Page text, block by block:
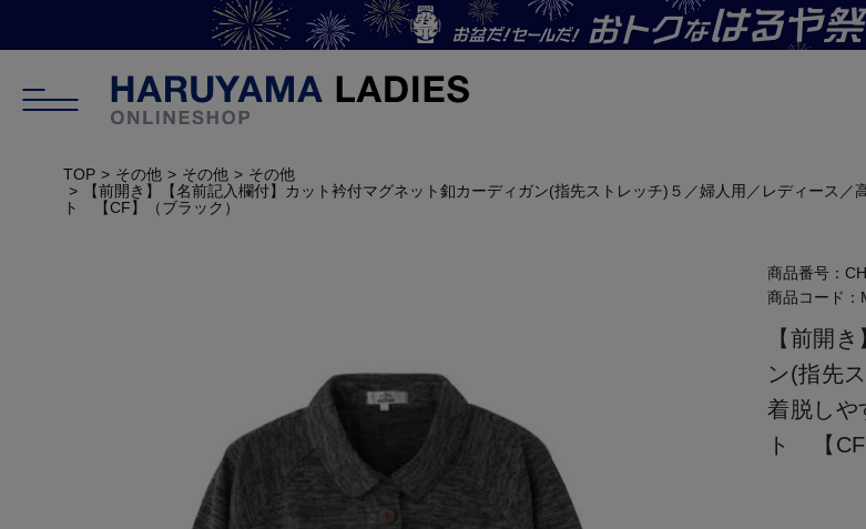
TOP その他 その他
その他
【前開き】【名前記入欄付】カット衿付マグネット釦カーディガン(指先ストレッチ)５／婦人用／レディース
ト 【CF】（ブラック）
商品番号：
商品コード：
【前開
ン(指先
着脱しや
ト 【CF